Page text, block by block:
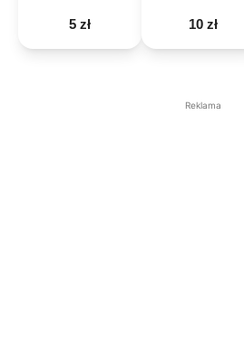
5 zł 10 zł
Reklama